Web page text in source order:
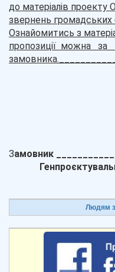
до матеріалів проекту
звернень громадських
Ознайомитись з
пропозиції можна
замовника.
Замовник
Генпроє
Людям